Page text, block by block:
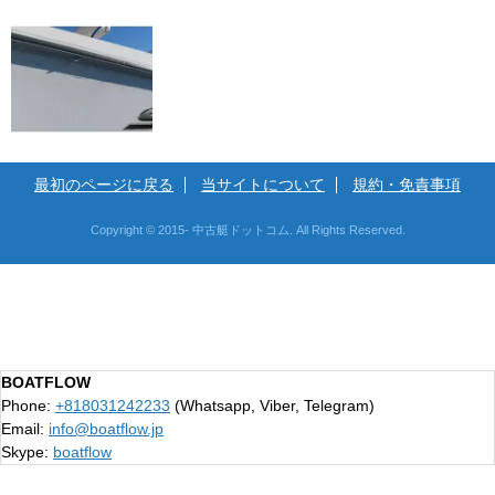
BOATFLOW
Phone: +818031242233 (Whatsapp, Viber, Telegram)
Email: info@boatflow.jp
Skype: boatflow
最初のページに戻る 当サイトについて 規約・免責事項
Copyright © 2015- 中古艇ドットコム. All Rights Reserved.